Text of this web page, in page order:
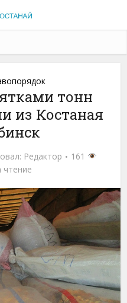
тонн
из Костаная
Редактор
161
чтение